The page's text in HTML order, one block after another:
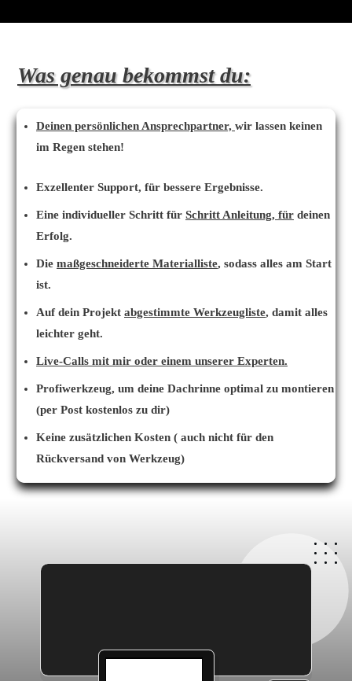
Was genau bekommst du:
Deinen persönlichen Ansprechpartner, wir lassen keinen
im Regen stehen!
Exzellenter Support, für bessere Ergebnisse.
Eine individueller Schritt für Schritt Anleitung, für deinen
Erfolg.
Die maßgeschneiderte Materialliste, sodass alles am Start
ist.
Auf dein Projekt abgestimmte Werkzeugliste, damit alles
leichter geht.
Live-Calls mit mir oder einem unserer Experten.
Profiwerkzeug, um deine Dachrinne optimal zu montieren
(per Post kostenlos zu dir)
Keine zusätzlichen Kosten ( auch nicht für den
Rückversand von Werkzeug)